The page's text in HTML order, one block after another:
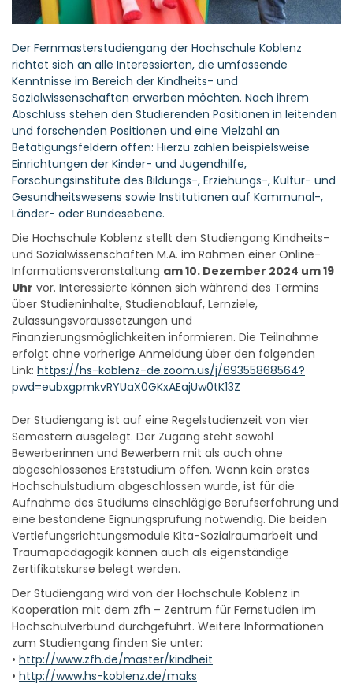
Der Fernmasterstudiengang der Hochschule Koblenz
richtet sich an alle Interessierten, die umfassende
Kenntnisse im Bereich der Kindheits- und
Sozialwissenschaften erwerben möchten. Nach ihrem
Abschluss stehen den Studierenden Positionen in leitenden
und forschenden Positionen und eine Vielzahl an
Betätigungsfeldern offen: Hierzu zählen beispielsweise
Einrichtungen der Kinder- und Jugendhilfe,
Forschungsinstitute des Bildungs-, Erziehungs-, Kultur- und
Gesundheitswesens sowie Institutionen auf Kommunal-,
Länder- oder Bundesebene.
Die Hochschule Koblenz stellt den Studiengang Kindheits-
und Sozialwissenschaften M.A. im Rahmen einer Online-
Informationsveranstaltung am 10. Dezember 2024 um 19
Uhr vor. Interessierte können sich während des Termins
über Studieninhalte, Studienablauf, Lernziele,
Zulassungsvoraussetzungen und
Finanzierungsmöglichkeiten informieren. Die Teilnahme
erfolgt ohne vorherige Anmeldung über den folgenden
Link: https://hs-koblenz-de.zoom.us/j/69355868564?
pwd=eubxgpmkvRYUaX0GKxAEajUw0tK13Z
Der Studiengang ist auf eine Regelstudienzeit von vier
Semestern ausgelegt. Der Zugang steht sowohl
Bewerberinnen und Bewerbern mit als auch ohne
abgeschlossenes Erststudium offen. Wenn kein erstes
Hochschulstudium abgeschlossen wurde, ist für die
Aufnahme des Studiums einschlägige Berufserfahrung und
eine bestandene Eignungsprüfung notwendig. Die beiden
Vertiefungsrichtungsmodule Kita-Sozialraumarbeit und
Traumapädagogik können auch als eigenständige
Zertifikatskurse belegt werden.
Der Studiengang wird von der Hochschule Koblenz in
Kooperation mit dem zfh – Zentrum für Fernstudien im
Hochschulverbund durchgeführt. Weitere Informationen
zum Studiengang finden Sie unter:
• http://www.zfh.de/master/kindheit
• http://www.hs-koblenz.de/maks